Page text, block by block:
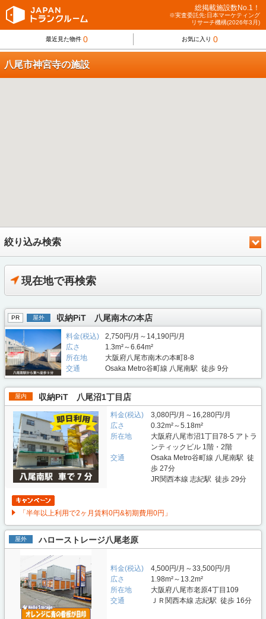
総掲載施設数No.1！
※実査委託先:日本マーケティング
リサーチ機構(2026年3月)
最近見た物件 0 お気に入り 0
八尾市神宮寺の施設
絞り込み検索
現在地で再検索
PR 屋外 収納PiT 八尾南木の本店
料金(税込)
2,750円/月～14,190円/月
広さ
1.3m²～6.64m²
所在地
大阪府八尾市南木の本町8-8
交通
Osaka Metro谷町線 八尾南駅 徒歩 9分
屋内 収納PiT 八尾沼1丁目店
料金(税込)
3,080円/月～16,280円/月
広さ
0.32m²～5.18m²
所在地
大阪府八尾市沼1丁目78-5 アトラ
ンティックビル 1階・2階
交通
Osaka Metro谷町線 八尾南駅 徒
歩 27分
JR関西本線 志紀駅 徒歩 29分
「半年以上利用で2ヶ月賃料0円&初期費用0円」
屋外 ハローストレージ八尾老原
料金(税込)
4,500円/月～33,500円/月
広さ
1.98m²～13.2m²
所在地
大阪府八尾市老原4丁目109
交通
ＪＲ関西本線 志紀駅 徒歩 16分